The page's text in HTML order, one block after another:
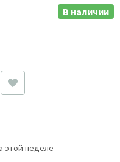
В наличии
этой неделе